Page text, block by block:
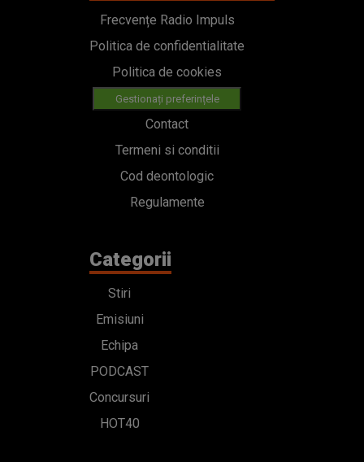
Frecvențe Radio Impuls
Politica de confidentialitate
Politica de cookies
Gestionați preferințele
Contact
Termeni si conditii
Cod deontologic
Regulamente
Categorii
Stiri
Emisiuni
Echipa
PODCAST
Concursuri
HOT40